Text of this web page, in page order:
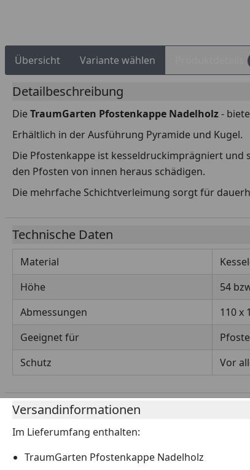
Übersicht Variante wählen
Detailbeschreibung
DieTraumGarten Pfostenkappe Nadelholz-
Erhältlich in der Ausführung Pyramide und Kugel.
Die Pfostenkappe ist kesseldruckimprägniert und
den Pfosten von innen heraus schädigen.
Die mehrfache Schichtverleimung sorgt für
Technische Daten
Material
Höhe
54
Abmessungen
110 x
Geeignet für
Schutz
Vor
Versandinformationen
Im Lieferumfang enthalten:
TraumGarten Pfostenkappe Nadelholz